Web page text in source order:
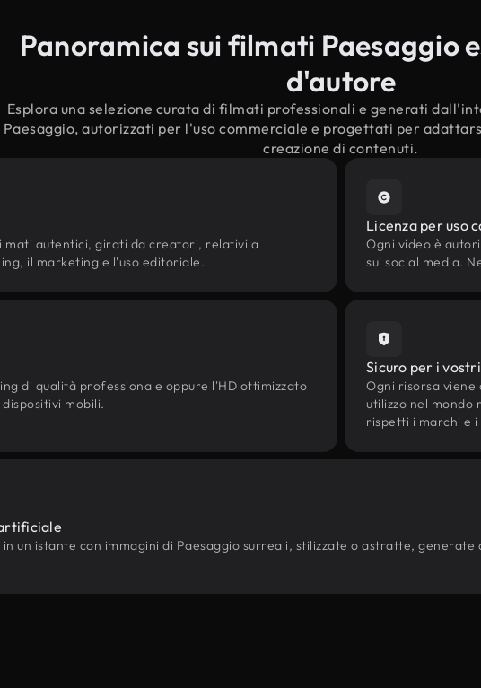
Panoramica sui filmati Paesaggio
d'autore
Esplora una selezione curata di filmati professionali e generati
Paesaggio, autorizzati per l'uso commerciale e progettati per
creazione di contenuti.
autentici, girati da creatori, relativi a
il marketing e l'uso editoriale.
Licenza per uso
Ogni video è
sui social media.
di qualità professionale oppure l'HD ottimizzato
mobili.
Sicuro per i
Ogni risorsa
utilizzo nel mondo
rispetti i marchi e
un istante con immagini di Paesaggio surreali, stilizzate o astratte,